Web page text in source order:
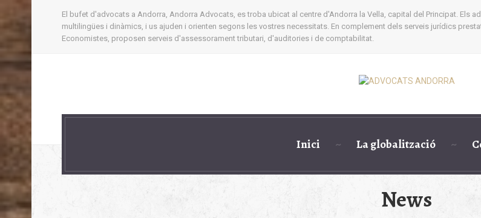
El bufet d'advocats a Andorra, Andorra Advocats, es troba ubicat al centre d'Andorra la Vella, capital del Principat. Els
multilingües i dinàmics, i us ajuden i orienten segons les vostres necessitats. En complement dels serveis jurídics
Economistes, proposen serveis d'assessorament tributari, d'auditories i de comptabilitat.
Inici La globalització
News